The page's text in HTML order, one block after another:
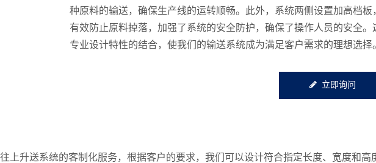
种原料的输送，确保生产线的运转顺畅。此外，系统两侧设置加高档板
有效防止原料掉落，加强了系统的安全防护，确保了操作人员的安全。
专业设计特性的结合，使我们的输送系统成为满足客户需求的理想选择
立即询问
上升送系统的客制化服务，根据客户的要求，我们可以设计符合指定长度、宽度和高